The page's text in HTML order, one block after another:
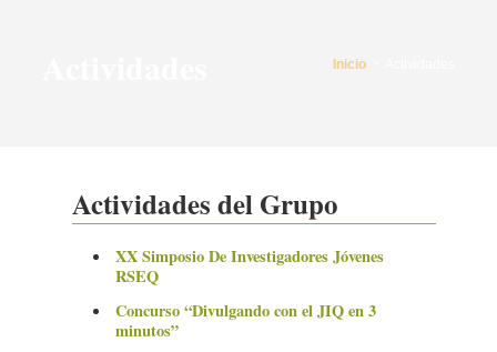
Inicio
Actividades del Grupo
XX Simposio De Investigadores Jóvenes
RSEQ
Concurso “Divulgando con el JIQ en 3
minutos”